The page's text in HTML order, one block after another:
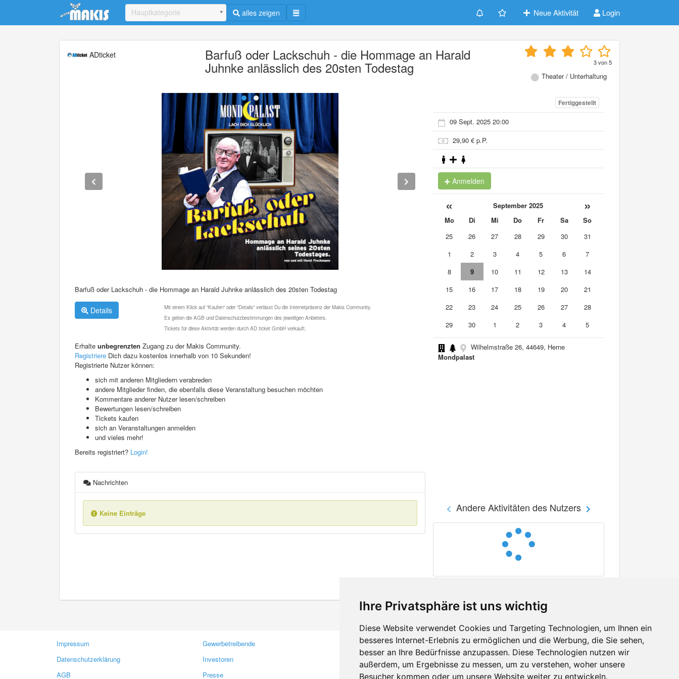
Ihre Privatsphäre ist uns wichtig
Diese Website verwendet Cookies und Targeting Technologien, um Ihnen ein
besseres Internet-Erlebnis zu ermöglichen und die Werbung, die Sie sehen,
besser an Ihre Bedürfnisse anzupassen. Diese Technologien nutzen wir
außerdem, um Ergebnisse zu messen, um zu verstehen, woher unsere
Besucher kommen oder um unsere Website weiter zu entwickeln.
Update cookies preferences
Hauptkategorie alles zeigen Neue Aktivität Login
ADticket Barfuß oder Lackschuh - die Hommage an Harald
Juhnke anlässlich des 20sten Todestag 3von5
Theater / Unterhaltung
Barfuß oder Lackschuh - die Hommage an Harald Juhnke anlässlich des 20sten Todestag
Details
Mit einem Klick auf "Kaufen" oder "Details" verlässt Du die Internetpräsenz der Makis Community.
Es gelten die AGB und Datenschutzbestimmungen des jeweiligen Anbieters.
Tickets für diese Aktivität werden durch AD ticket GmbH verkauft.
Erhalte unbegrenzten Zugang zu der Makis Community.
Registriere Dich dazu kostenlos innerhalb von 10 Sekunden!
Registrierte Nutzer können:
sich mit anderen Mitgliedern verabreden
andere Mitglieder finden, die ebenfalls diese Veranstaltung besuchen möchten
Kommentare anderer Nutzer lesen/schreiben
Bewertungen lesen/schreiben
Tickets kaufen
sich an Veranstaltungen anmelden
und vieles mehr!
Bereits registriert? Login!
Nachrichten
Keine Einträge
Fertiggestellt
09 Sept. 2025 20:00
29,90 € p.P.
Anmelden
« September 2025 »
Mo Di Mi Do Fr Sa
So
25
26 27 28 29 30
31
1
2 3 4 5 6
7
8
9 10 11 12 13
14
15
16 17 18 19 20
21
22
23 24 25 26 27
28
29
30 1 2 3 4 5
Wilhelmstraße 26, 44649, Herne
Mondpalast
Andere Aktivitäten des Nutzers
Impressum
Datenschutzerklärung
AGB
Gewerbetreibende
Investoren
Presse
Kontakt
Feedback
Fehler melden
Facebook
Twitter
YouTube